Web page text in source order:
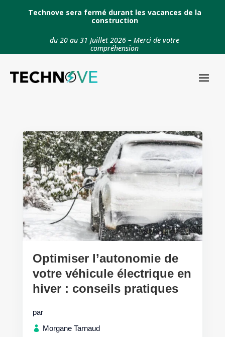
Technove sera fermé durant les vacances de la
construction
du 20 au 31 Juillet 2026 – Merci de votre
compréhension
Optimiser l’autonomie de
votre véhicule électrique en
hiver : conseils pratiques
par
Morgane Tarnaud